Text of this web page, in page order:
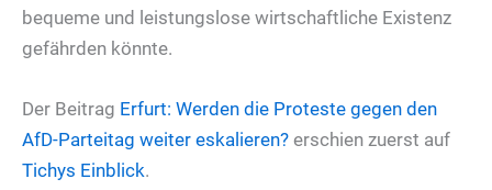
bequeme und leistungslose wirtschaftliche Existenz
gefährden könnte.
Der Beitrag Erfurt: Werden die Proteste gegen den
AfD-Parteitag weiter eskalieren? erschien zuerst auf
Tichys Einblick.